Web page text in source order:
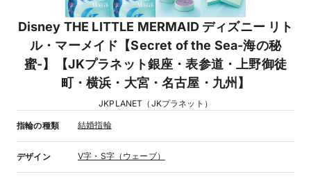
Disney THE LITTLE MERMAID ディズニー リト
ル・マーメイド【Secret of the Sea-海の秘
蜜-】【JKプラネット銀座・表参道・上野御徒
町・横浜・大宮・名古屋・九州】
JKPLANET（JKプラネット）
指輪の種類 結婚指輪
デザイン V字・S字（ウェーブ）